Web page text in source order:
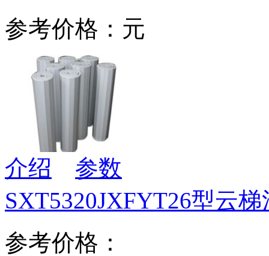
参考价格：元
介绍
参数
SXT5320JXFYT26型云
参考价格：